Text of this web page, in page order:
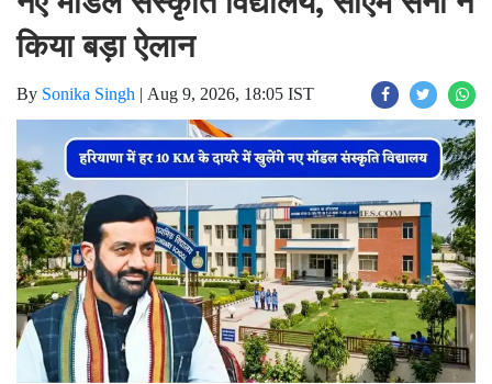
किया बड़ा ऐलान
By Sonika Singh | Aug 9, 2026, 18:05 IST